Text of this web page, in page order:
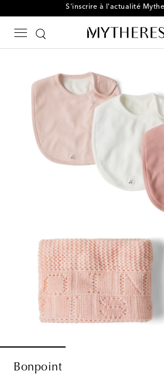
S'inscrire à l'actualité
Bonpoint